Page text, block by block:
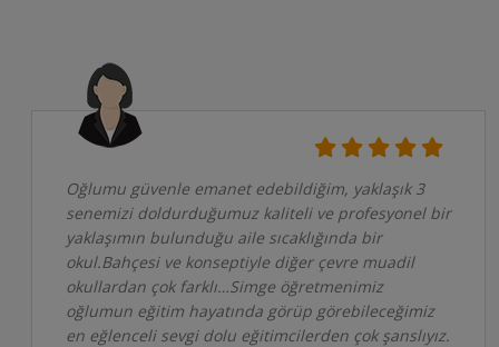
Oğlumu güvenle emanet edebildiğim, yaklaşık 3
senemizi doldurduğumuz kaliteli ve profesyonel bir
yaklaşımın bulunduğu aile sıcaklığında bir
okul.Bahçesi ve konseptiyle diğer çevre muadil
okullardan çok farklı…Simge öğretmenimiz
oğlumun eğitim hayatında görüp görebileceğimiz
en eğlenceli sevgi dolu eğitimcilerden çok şanslıyız.